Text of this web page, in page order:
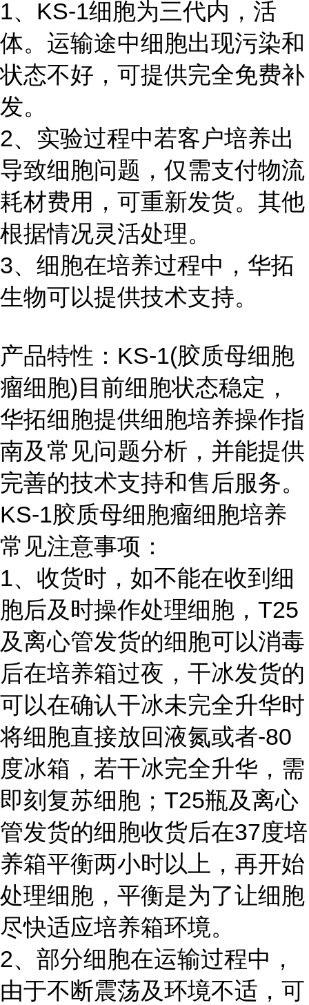
1、KS-1细胞为三代内，活
体。运输途中细胞出现污染和
状态不好，可提供完全免费补
发。
2、实验过程中若客户培养出
导致细胞问题，仅需支付物流
耗材费用，可重新发货。其他
根据情况灵活处理。
3、细胞在培养过程中，华拓
生物可以提供技术支持。
产品特性：KS-1(胶质母细胞
瘤细胞)目前细胞状态稳定，
华拓细胞提供细胞培养操作指
南及常见问题分析，并能提供
完善的技术支持和售后服务。
KS-1胶质母细胞瘤细胞培养
常见注意事项：
1、收货时，如不能在收到细
胞后及时操作处理细胞，T25
及离心管发货的细胞可以消毒
后在培养箱过夜，干冰发货的
可以在确认干冰未完全升华时
将细胞直接放回液氮或者-80
度冰箱，若干冰完全升华，需
即刻复苏细胞；T25瓶及离心
管发货的细胞收货后在37度培
养箱平衡两小时以上，再开始
处理细胞，平衡是为了让细胞
尽快适应培养箱环境。
2、部分细胞在运输过程中，
由于不断震荡及环境不适，可